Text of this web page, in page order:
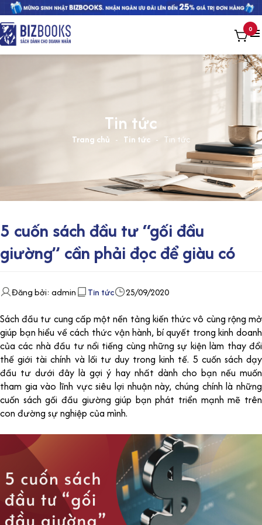
0
Tin tức
Trang chủ - Tin tức - Tin tức
5 cuốn sách đầu tư “gối đầu
giường” cần phải đọc để giàu có
Đăng bởi: admin Tin tức 25/09/2020
Sách đầu tư cung cấp một nền tảng kiến thức vô cùng rộng mở
giúp bạn hiểu về cách thức vận hành, bí quyết trong kinh doanh
của các nhà đầu tư nổi tiếng cùng những sự kiện làm thay đổi
thế giới tài chính và lối tư duy trong kinh tế. 5 cuốn sách dạy
đầu tư dưới đây là gợi ý hay nhất dành cho bạn nếu muốn
tham gia vào lĩnh vực siêu lợi nhuận này, chúng chính là những
cuốn sách gối đầu giường giúp bạn phát triển mạnh mẽ trên
con đường sự nghiệp của mình.